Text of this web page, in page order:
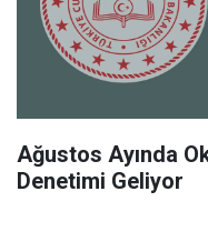
Ağustos Ayında
Denetimi Geliyor